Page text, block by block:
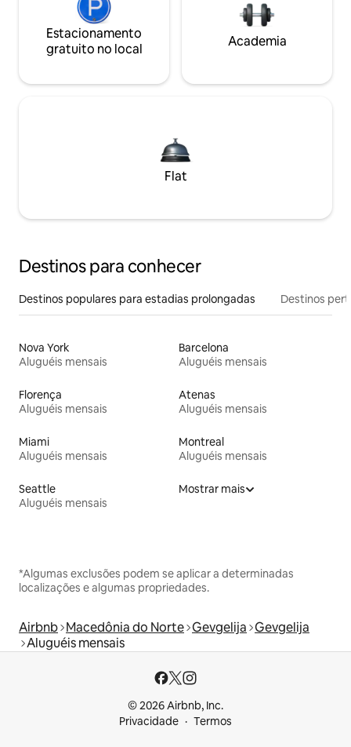
Estacionamento
gratuito no local
Academia
Flat
Destinos para conhecer
Destinos populares para estadias prolongadas Destinos
Nova York
Aluguéis mensais
Barcelona
Aluguéis mensais
Florença
Aluguéis mensais
Atenas
Aluguéis mensais
Miami
Aluguéis mensais
Montreal
Aluguéis mensais
Seattle
Aluguéis mensais
Mostrar mais
*Algumas exclusões podem se aplicar a determinadas
localizações e algumas propriedades.
Airbnb Macedônia do Norte Gevgelija Gevgelija
Aluguéis mensais
© 2026 Airbnb, Inc.
Privacidade
Termos